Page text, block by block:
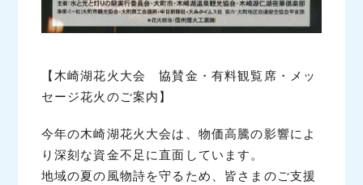
【木崎湖花火大会 協賛金・有料観覧席・メッ
セージ花火のご案内】
今年の木崎湖花火大会は、物価高騰の影響によ
り深刻な資金不足に直面しています。
地域の夏の風物詩を守るため、皆さまのご支援